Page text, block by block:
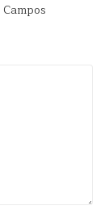
Campos